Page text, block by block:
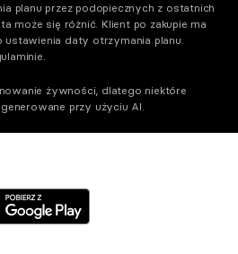
planu przez podopiecznych z ostatnich
może się różnić. Klient po zakupie ma
ustawienia daty otrzymania planu.
żywności, dlatego niektóre
przy użyciu AI.